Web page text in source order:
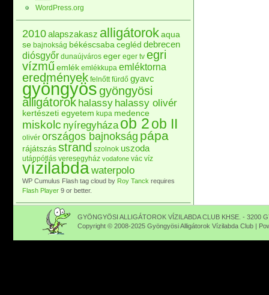
WordPress.org
2010alapszakasz alligátorokaqua
se bajnokság békéscsaba cegléd debrecen
diósgyőr dunaújváros eger eger tv egri
vízműemlék emlékkupa emléktorna
eredmények felnőtt fürdő gyavc
gyöngyösgyöngyösi
alligátorok halassy halassy olivér
kertészeti egyetem kupa medence
miskolc nyíregyháza ob 2ob II
olivér országos bajnokság pápa
rájátszás strand szolnok uszoda
utánpótlás veresegyház vodafone vác víz
vízilabdawaterpolo
WP Cumulus Flash tag cloud by Roy Tanck requires
Flash Player 9 or better.
GYÖNGYÖSI ALLIGÁTOROK VÍZILABDA CLUB KHSE. - 3200
Copyright © 2008-2025 Gyöngyösi Alligátorok Vízilabda Club |